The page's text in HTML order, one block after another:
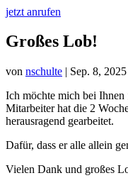
jetzt anrufen
Großes Lob!
von nschulte | Sep. 8, 2025
Ich möchte mich bei
Mitarbeiter hat die 2
herausragend gearbeitet.
Dafür, dass er alle allein
Vielen Dank und großes